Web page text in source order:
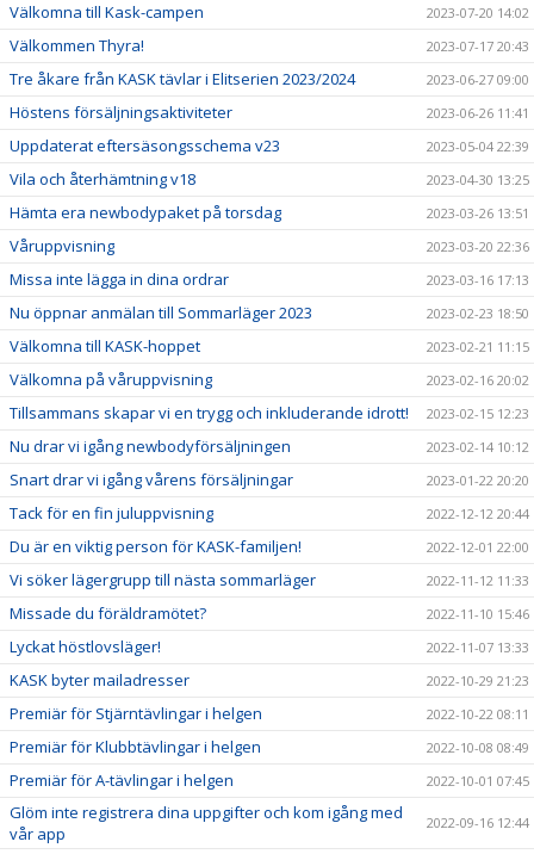
Välkomna till Kask-campen 2023-07-20 14:02
Välkommen Thyra! 2023-07-17 20:43
Tre åkare från KASK tävlar i Elitserien 2023/2024 2023-06-27 09:00
Höstens försäljningsaktiviteter 2023-06-26 11:41
Uppdaterat eftersäsongsschema v23 2023-05-04 22:39
Vila och återhämtning v18 2023-04-30 13:25
Hämta era newbodypaket på torsdag 2023-03-26 13:51
Våruppvisning 2023-03-20 22:36
Missa inte lägga in dina ordrar 2023-03-16 17:13
Nu öppnar anmälan till Sommarläger 2023 2023-02-23 18:50
Välkomna till KASK-hoppet 2023-02-21 11:15
Välkomna på våruppvisning 2023-02-16 20:02
Tillsammans skapar vi en trygg och inkluderande idrott! 2023-02-15 12:23
Nu drar vi igång newbodyförsäljningen 2023-02-14 10:12
Snart drar vi igång vårens försäljningar 2023-01-22 20:20
Tack för en fin juluppvisning 2022-12-12 20:44
Du är en viktig person för KASK-familjen! 2022-12-01 22:00
Vi söker lägergrupp till nästa sommarläger 2022-11-12 11:33
Missade du föräldramötet? 2022-11-10 15:46
Lyckat höstlovsläger! 2022-11-07 13:33
KASK byter mailadresser 2022-10-29 21:23
Premiär för Stjärntävlingar i helgen 2022-10-22 08:11
Premiär för Klubbtävlingar i helgen 2022-10-08 08:49
Premiär för A-tävlingar i helgen 2022-10-01 07:45
Glöm inte registrera dina uppgifter och kom igång med
vår app
2022-09-16 12:44